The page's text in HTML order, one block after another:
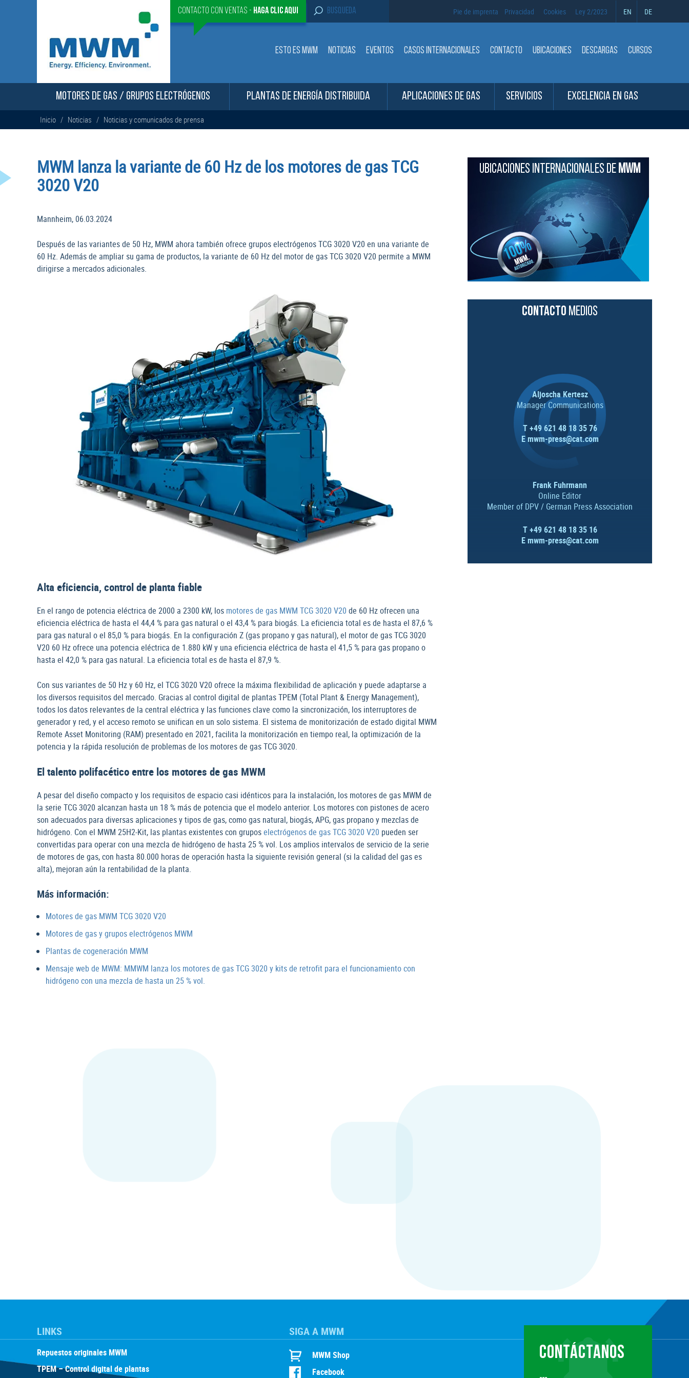
Contacto con ventas - Haga clic aqui
S
e
c
h
r
:
Pie de imprenta Privacidad Cookies Ley 2/2023 EN DE
ESTO ES MWM NOTICIAS EVENTOS CASOS INTERNACIONALES CONTACTO UBICACIONES DESCARGAS CURSOS
MOTORES DE GAS / GRUPOS ELECTRÓGENOS PLANTAS DE ENERGÍA DISTRIBUIDA APLICACIONES DE GAS SERVICIOS EXCELENCIA EN GAS
Inicio / Noticias / Noticias y comunicados de prensa
MWM lanza la variante de 60 Hz de los motores de gas TCG
3020 V20
Mannheim, 06.03.2024
Después de las variantes de 50 Hz, MWM ahora también ofrece grupos electrógenos TCG 3020 V20 en una variante de
60 Hz. Además de ampliar su gama de productos, la variante de 60 Hz del motor de gas TCG 3020 V20 permite a MWM
dirigirse a mercados adicionales.
Alta eficiencia, control de planta fiable
En el rango de potencia eléctrica de 2000 a 2300 kW, los motores de gas MWM TCG 3020 V20 de 60 Hz ofrecen una
eficiencia eléctrica de hasta el 44,4 % para gas natural o el 43,4 % para biogás. La eficiencia total es de hasta el 87,6 %
para gas natural o el 85,0 % para biogás. En la configuración Z (gas propano y gas natural), el motor de gas TCG 3020
V20 60 Hz ofrece una potencia eléctrica de 1.880 kW y una eficiencia eléctrica de hasta el 41,5 % para gas propano o
hasta el 42,0 % para gas natural. La eficiencia total es de hasta el 87,9 %.
Con sus variantes de 50 Hz y 60 Hz, el TCG 3020 V20 ofrece la máxima flexibilidad de aplicación y puede adaptarse a
los diversos requisitos del mercado. Gracias al control digital de plantas TPEM (Total Plant & Energy Management),
todos los datos relevantes de la central eléctrica y las funciones clave como la sincronización, los interruptores de
generador y red, y el acceso remoto se unifican en un solo sistema. El sistema de monitorización de estado digital MWM
Remote Asset Monitoring (RAM) presentado en 2021, facilita la monitorización en tiempo real, la optimización de la
potencia y la rápida resolución de problemas de los motores de gas TCG 3020.
El talento polifacético entre los motores de gas MWM
A pesar del diseño compacto y los requisitos de espacio casi idénticos para la instalación, los motores de gas MWM de
la serie TCG 3020 alcanzan hasta un 18 % más de potencia que el modelo anterior. Los motores con pistones de acero
son adecuados para diversas aplicaciones y tipos de gas, como gas natural, biogás, APG, gas propano y mezclas de
hidrógeno. Con el MWM 25H2-Kit, las plantas existentes con gruposelectrógenos de gas TCG 3020 V20 pueden ser
convertidas para operar con una mezcla de hidrógeno de hasta 25 % vol. Los amplios intervalos de servicio de la serie
de motores de gas, con hasta 80.000 horas de operación hasta la siguiente revisión general (si la calidad del gas es
alta), mejoran aún la rentabilidad de la planta.
Más información:
Motores de gas MWM TCG 3020 V20
Motores de gas y grupos electrógenos MWM
Plantas de cogeneración MWM
Mensaje web de MWM: MMWM lanza los motores de gas TCG 3020 y kits de retrofit para el funcionamiento con
hidrógeno con una mezcla de hasta un 25 % vol.
UBICACIONES INTERNACIONALES DEMWM
CONTACTO MEDIOS
Aljoscha Kertesz
Manager Communications
T +49 621 48 18 35 76
Emwm-press@cat.com
Frank Fuhrmann
Online Editor
Member of DPV / German Press Association
T +49 621 48 18 35 16
Emwm-press@cat.com
LINKS
Repuestos originales MWM
TPEM – Control digital de plantas
SIGA A MWM
MWM Shop
Facebook
CONTÁCTANOS